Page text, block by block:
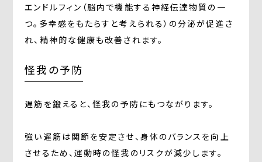
エンドルフィン（脳内で機能する神経伝達物質の一
つ。多幸感をもたらすと考えられる）の分泌が促進さ
れ、精神的な健康も改善されます。
怪我の予防
遅筋を鍛えると、怪我の予防にもつながります。
強い遅筋は関節を安定させ、身体のバランスを向上
させるため、運動時の怪我のリスクが減少します。